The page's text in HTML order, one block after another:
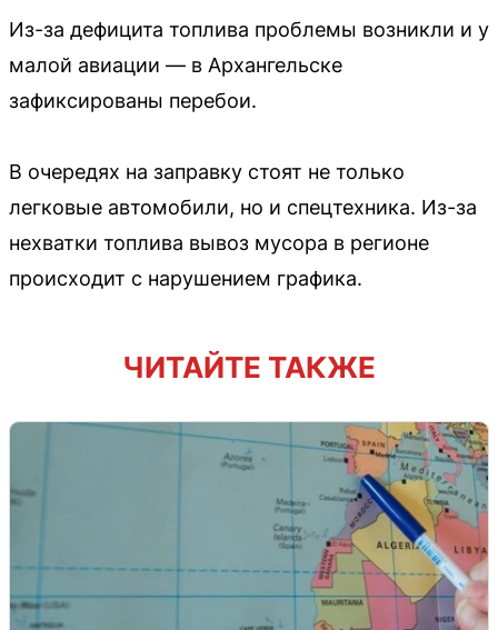
Из-за дефицита топлива проблемы возникли и у
малой авиации — в Архангельске
зафиксированы перебои.
В очередях на заправку стоят не только
легковые автомобили, но и спецтехника. Из-за
нехватки топлива вывоз мусора в регионе
происходит с нарушением графика.
ЧИТАЙТЕ ТАКЖЕ